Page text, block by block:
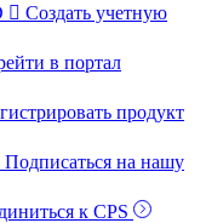
 Создать учетную
в портал
продукт
Подписаться на нашу
к CPS